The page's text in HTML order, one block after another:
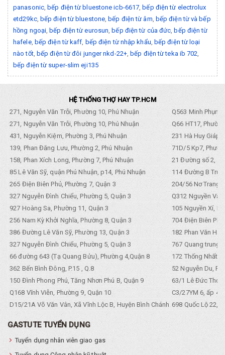
panasonic, bếp điện từ bluestone icb-6617 bếp điện từ electrolux
etd29kc, bếp điện từ bluestone bếp điện từ âm bếp điện từ và bếp
hồng ngoại bếp điện từ eurosun bếp điện từ của đức bếp điện từ
hafele, bếp điện từ kaff bếp điện từ nhập khẩu bếp điện từ loại
nào tốt, bếp điện từ đôi junger nkd-22+, bếp điện từ teka ib 702
bếp điện từ super-slim eji135
HỆ THỐNG THỢ HAY TP.HCM
271, Nguyễn Văn Trỗi, Phường 10, Phú Nhuận
Q563 Minh
271, Nguyễn Văn Trỗi, Phường 10, Phú Nhuận
Q66 HT17,
431, Nguyễn Kiệm, Phường 3, Phú Nhuận
231 Hà Huy Giáp,
139, Phan Đăng Lưu, Phường 2, Phú Nhuận
71D/5 Kp7,
158, Phan Xích Long, Phường 7, Phú Nhuận
21 Đường số 2,
85 Lê Văn Sỹ, quận Phú Nhuận, p14, Phú Nhuận
114 Đường B
265 Điện Biên Phủ, Phường 7, Quận 3
204/56 Nơ Trang
327 Nguyễn Đình Chiểu, Phường 5, Quận 3
Q312 Nguyền
927 Hoàng Sa, Phường 11, Quận 3
105 Nguyền Xí,
256 Nam Kỳ Khởi Nghĩa, Phường 8, Quận 3
704 Điện Biên
386 Đường Lê Văn Sỹ, Phường 13, Quận 3
182 Phan Văn
327 Nguyễn Đình Chiểu, Phường 5, Quận 3
767 Quang trung,
66 đường 643 (Tạ Quang Bửu), Phường 4,Quận 8
172 Thống Nhất.
362 Bến Bình Đông, P.15 , Q.8
52 Nguyễn Du,
150 Đình Phong Phú, Tăng Nhơn Phú B, Quận 9
63/1 Lê Đức Thọ,
Q168 Vĩnh Viễn, Phường 9, Quận 10
C3/27YM 6, ấp 4,
D15/21A Võ Văn Vân, Xã Vĩnh Lộc B, Huyện Bình Chánh 698 Quốc Lộ 22,
GASTUTE TUYỂN DỤNG
Tuyển dụng nhân viên giao gas